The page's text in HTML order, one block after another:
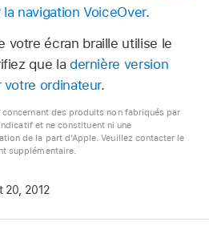
navigation VoiceOver.
votre écran braille utilise le
que la dernière version
votre ordinateur.
concernant des produits non fabriqués par
et ne constituent ni une
de la part d’Apple. Veuillez contacter le
supplémentaire.
20, 2012